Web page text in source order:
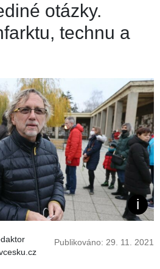
otázky.
technu a
Publikováno: 29. 11. 2021